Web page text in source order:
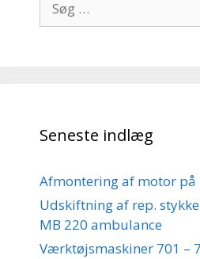
efter:
Seneste indlæg
Afmontering af motor på
Udskiftning af rep.
MB 220 ambulance
Værktøjsmaskiner 701 –